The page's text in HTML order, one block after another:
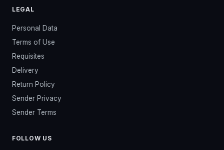
LEGAL
Personal Data
Terms of Use
Requisites
Delivery
Return Policy
Sender Privacy
Sender Terms
FOLLOW US